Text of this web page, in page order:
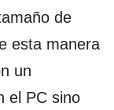
de
esta manera
un
el PC sino